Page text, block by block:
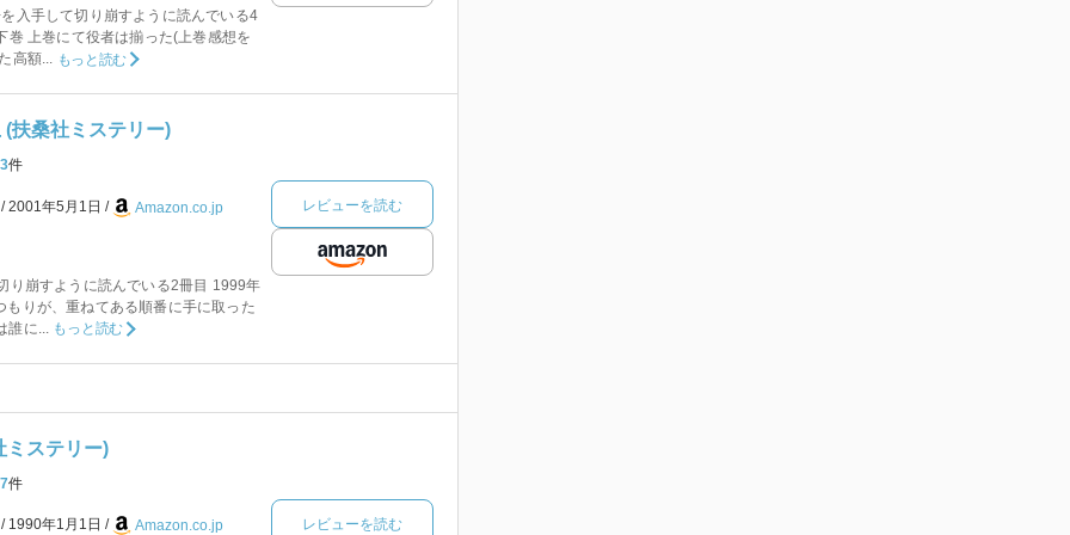
入手して切り崩すように読んでいる4
上巻にて役者は揃った(上巻感想を
高額... もっと読む
扶桑社ミステリー)
3件
2001年5月1日 Amazon.co.jp
り崩すように読んでいる2冊目 1999年
もりが、重ねてある順番に手に取った
に...
もっと読む
レビューを読む
ミステリー)
7件
1990年1月1日 Amazon.co.jp レビューを読む